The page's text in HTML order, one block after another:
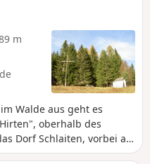
m
Walde aus geht es
oberhalb des
Dorf Schlaiten, vorbei am
Flusses Isel auf einem